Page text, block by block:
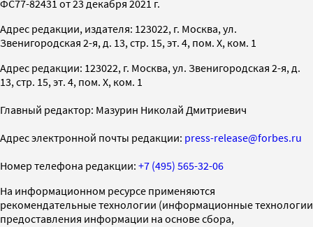
ФС77-82431 от 23 декабря 2021 г.
Адрес редакции, издателя: 123022, г. Москва, ул.
Звенигородская 2-я, д. 13, стр. 15, эт. 4, пом. X, ком. 1
Адрес редакции: 123022, г. Москва, ул. Звенигородская 2-я, д.
13, стр. 15, эт. 4, пом. X, ком. 1
Главный редактор: Мазурин Николай Дмитриевич
Адрес электронной почты редакции: press-release@forbes.ru
Номер телефона редакции: +7 (495) 565-32-06
На информационном ресурсе применяются
рекомендательные технологии (информационные технологии
предоставления информации на основе сбора,